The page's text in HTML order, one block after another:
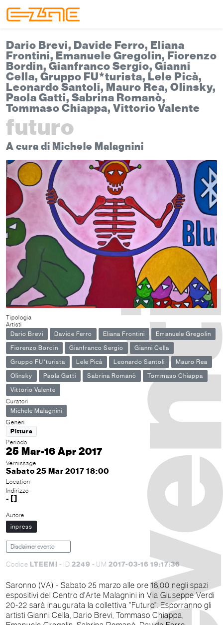
Dario Brevi, Davide Ferro, Eliana
Frontini, Emanuele Gregolin, Fiorenzo
Bordin, Gianfranco Sergio, Gianni
Cella, Gruppo FU*turista, Lele Picà,
Leonardo Santoli, Mauro Rea, Olinsky,
Paola Gatti, Sabrina Romanò,
Tommaso Chiappa, Vittorio Valente
futuro
A cura di Michele Malagnini
Tipologia
Artisti
Dario Brevi
Davide Ferro Eliana Frontini
Emanuele Gregolin
Fiorenzo Bordin
Gianfranco Sergio
Gianni Cella
Gruppo FU*turista
Lele Picà Leonardo Santoli
Mauro Rea
Olinsky
Paola Gatti Sabrina Romanò
Tommaso Chiappa
Vittorio Valente
Curatori
Michele Malagnini
Generi
Pittura
Periodo
25 Mar-16 Apr 2017
Vernissage
Sabato 25 Mar 2017 18:00
Location
Indirizzo
- []
Autore
inpress
Disclaimer evento
Codice LTEEMI - ID 2249 - UM 2017-03-16 19:17:36
Saronno (VA) - Sabato 25 marzo alle ore 18,00 negli spazi
espositivi del Centro d'Arte Malagnini in Via Giuseppe Verdi
20-22 sarà inaugurata la collettiva "Futuro". Esporranno gli
artisti Gianni Cella, Dario Brevi, Tommaso Chiappa,